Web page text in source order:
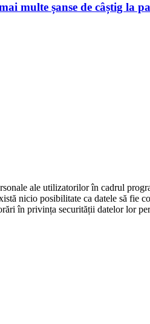
multe șanse de câștig la
ale utilizatorilor în cadrul
nicio posibilitate ca datele să fie
în privința securității datelor lor